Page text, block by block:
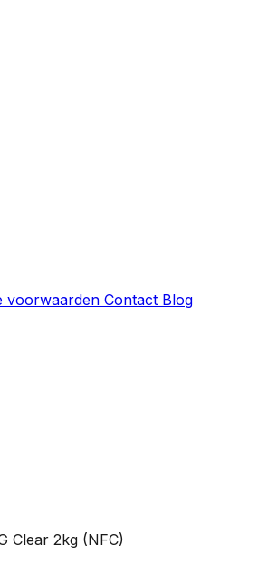
voorwaarden Contact Blog
Clear 2kg (NFC)